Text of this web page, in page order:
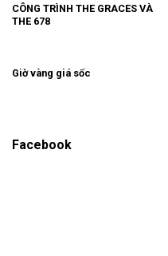
CÔNG TRÌNH THE GRACES VÀ
THE 678
Giờ vàng giá sốc
Facebook